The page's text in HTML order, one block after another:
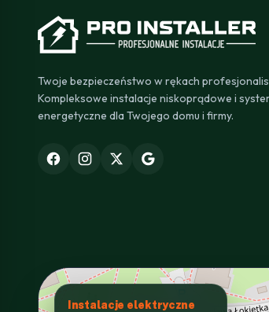
Twoje bezpieczeństwo w rękach
Kompleksowe instalacje niskoprądowe i
energetyczne dla Twojego domu i firmy.
Instalacje elektryczne